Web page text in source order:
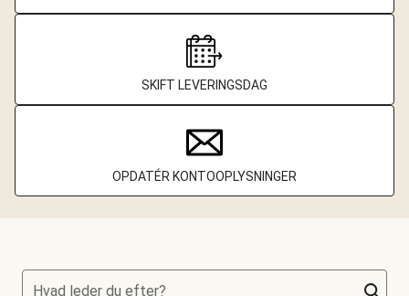
SKIFT LEVERINGSDAG
OPDATÉR KONTOOPLYSNINGER
Hvad leder du efter?